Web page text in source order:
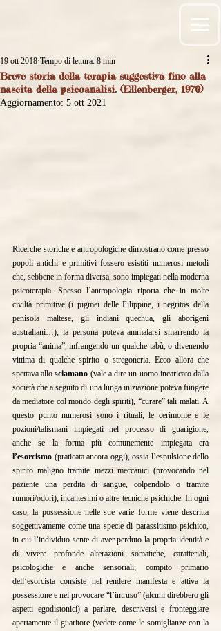
Breve storia della terapia suggestiva fino alla
nascita della psicoanalisi. (Ellenberger, 1970)
19 ott 2018 Tempo di lettura: 8 min
Aggiornamento: 5 ott 2021
Ricerche storiche e antropologiche dimostrano come presso
popoli antichi e primitivi fossero esistiti numerosi metodi
che, sebbene in forma diversa, sono impiegati nella moderna
psicoterapia. Spesso l’antropologia riporta che in molte
civiltà primitive (i pigmei delle Filippine, i negritos della
penisola maltese, gli indiani quechua, gli aborigeni
australiani…), la persona poteva ammalarsi smarrendo la
propria “anima”, infrangendo un qualche tabù, o divenendo
vittima di qualche spirito o stregoneria. Ecco allora che
spettava allo sciamano (vale a dire un uomo incaricato dalla
società che a seguito di una lunga iniziazione poteva fungere
da mediatore col mondo degli spiriti), “curare” tali malati. A
questo punto numerosi sono i rituali, le cerimonie e le
pozioni/talismani impiegati nel processo di guarigione,
l’esorcismo (praticata ancora oggi), ossia l’espulsione dello
spirito maligno tramite mezzi meccanici (provocando nel
paziente una perdita di sangue, colpendolo o tramite
rumori/odori), incantesimi o altre tecniche psichiche. In ogni
caso, la possessione nelle sue varie forme viene descritta
soggettivamente come una specie di parassitismo psichico,
in cui l’individuo sente di aver perduto la propria identità e
di vivere profonde alterazioni somatiche, caratteriali,
psicologiche e anche sensoriali; compito primario
dell’esorcista consiste nel rendere manifesta e attiva la
possessione e nel provocare “l’intruso” (alcuni direbbero gli
aspetti egodistonici) a parlare, descriversi e fronteggiare
apertamente il guaritore (vedete come le somiglianze con la